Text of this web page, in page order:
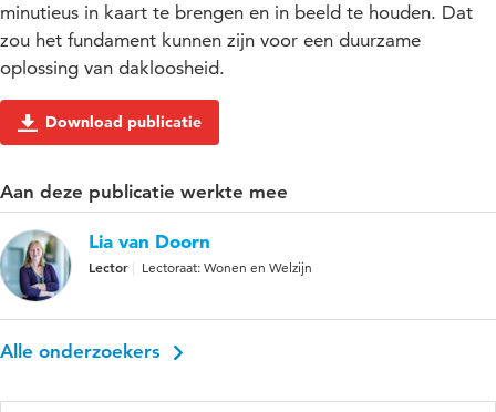
minutieus in kaart te brengen en in beeld te houden. Dat
zou het fundament kunnen zijn voor een duurzame
oplossing van dakloosheid.
Download publicatie
Aan deze publicatie werkte mee
Lia van Doorn
Lector Lectoraat: Wonen en Welzijn
Alle onderzoekers